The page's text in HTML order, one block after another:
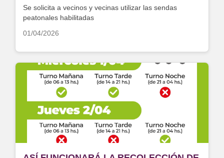
Se solicita a vecinos y vecinas utilizar las sendas
peatonales habilitadas
01/04/2026